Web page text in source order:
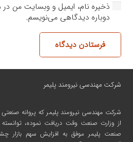
ذخیره نام، ایمیل و وبسایت من در
دوباره دیدگاهی می‌نویسم.
فرستادن دیدگاه
شرکت مهندسی نیرومند پلیمر
شرکت مهندسی نیرومند پلیمر
از وزارت صنعت وقت دریافت نموده،
صنعت پلیمر موفق به افزایش سهم بازار